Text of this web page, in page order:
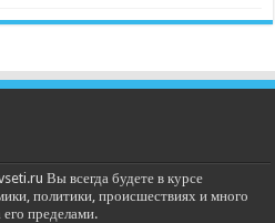
Вы всегда будете в курсе
политики, происшествиях и много
его пределами.